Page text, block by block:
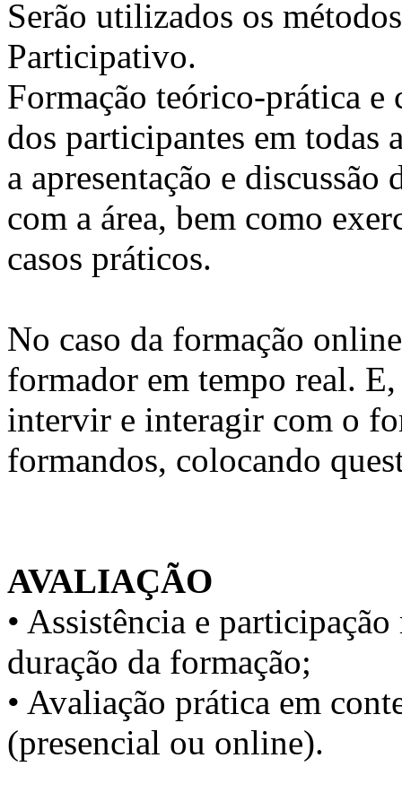
Serão utilizados os
Participativo.
Formação teórico-prática e
dos participantes em todas
a apresentação e
com a área, bem como
casos práticos.
No caso da formação
formador em tempo real.
intervir e interagir com o
formandos, colocando
AVALIAÇÃO
• Assistência e
duração da formação;
• Avaliação prática em
(presencial ou online).